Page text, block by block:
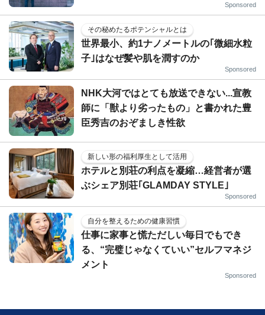
Sponsored
その秘めたるポテンシャルとは
世界最小、約1ナノメートルの｢微細水粒
子｣はなぜ髪や肌を潤すのか
Sponsored
NHK大河ではとても放送できない...宣教
師に「獣より劣ったもの」と書かれた豊
臣秀吉のおぞましき性欲
新しい形の福利厚生として活用
ホテルと別荘の利点を凝縮…経営者が選
ぶシェア別荘｢GLAMDAY STYLE｣
Sponsored
自分を整えるための健康習慣
仕事に家事と慌ただしい毎日でもでき
る、“完璧じゃなくていい”セルフマネジ
メント
Sponsored